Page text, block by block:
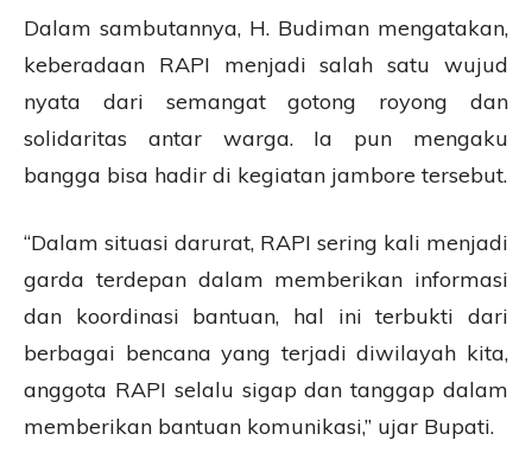
Dalam sambutannya, H. Budiman mengatakan,
keberadaan RAPI menjadi salah satu wujud
nyata dari semangat gotong royong dan
solidaritas antar warga. Ia pun mengaku
bangga bisa hadir di kegiatan jambore tersebut.
“Dalam situasi darurat, RAPI sering kali menjadi
garda terdepan dalam memberikan informasi
dan koordinasi bantuan, hal ini terbukti dari
berbagai bencana yang terjadi diwilayah kita,
anggota RAPI selalu sigap dan tanggap dalam
memberikan bantuan komunikasi,” ujar Bupati.